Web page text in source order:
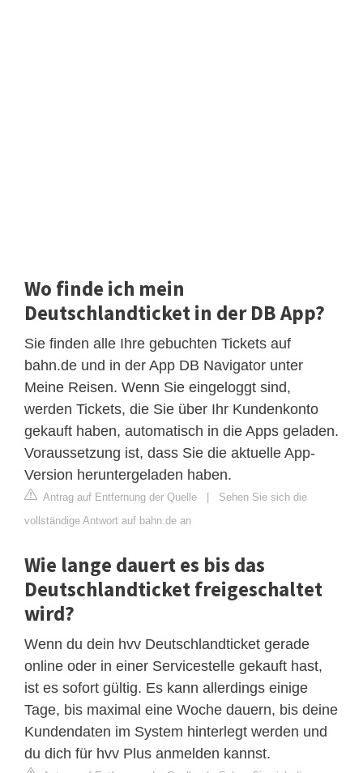
Wo finde ich mein
Deutschlandticket in der DB App?
Sie finden alle Ihre gebuchten Tickets auf
bahn.de und in der App DB Navigator unter
Meine Reisen. Wenn Sie eingeloggt sind,
werden Tickets, die Sie über Ihr Kundenkonto
gekauft haben, automatisch in die Apps geladen.
Voraussetzung ist, dass Sie die aktuelle App-
Version heruntergeladen haben.
Antrag auf Entfernung der Quelle | Sehen Sie sich die
vollständige Antwort auf bahn.de an
Wie lange dauert es bis das
Deutschlandticket freigeschaltet
wird?
Wenn du dein hvv Deutschlandticket gerade
online oder in einer Servicestelle gekauft hast,
ist es sofort gültig. Es kann allerdings einige
Tage, bis maximal eine Woche dauern, bis deine
Kundendaten im System hinterlegt werden und
du dich für hvv Plus anmelden kannst.